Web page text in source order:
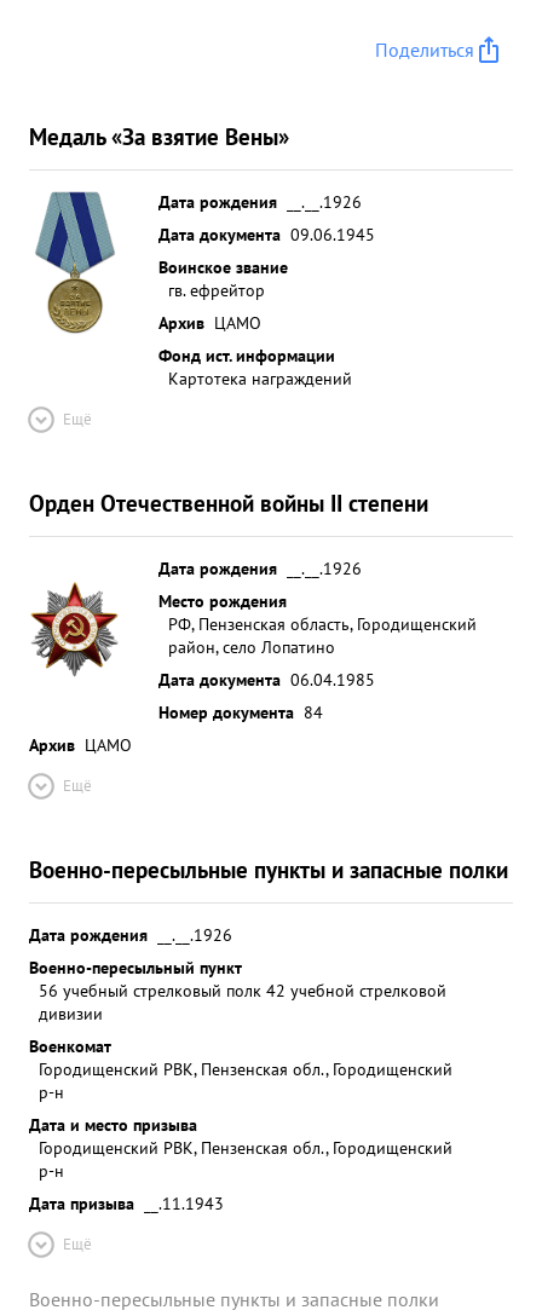
Поделиться
Медаль «За взятие Вены»
Дата рождения
__.__.1926
Дата документа 09.06.1945
Воинское звание
гв. ефрейтор
Архив ЦАМО
Фонд ист. информации
Картотека награждений
Ещё
Орден Отечественной войны II степени
Дата рождения
__.__.1926
Место рождения
РФ, Пензенская область, Городищенский
район, село Лопатино
Дата документа 06.04.1985
Номер документа 84
Архив ЦАМО
Ещё
Военно-пересыльные пункты и запасные полки
Дата рождения
__.__.1926
Военно-пересыльный пункт
56 учебный стрелковый полк 42 учебной стрелковой
дивизии
Военкомат
Городищенский РВК, Пензенская обл., Городищенский
р-н
Дата и место призыва
Городищенский РВК, Пензенская обл., Городищенский
р-н
Дата призыва
__.11.1943
Ещё
Военно-пересыльные пункты и запасные полки